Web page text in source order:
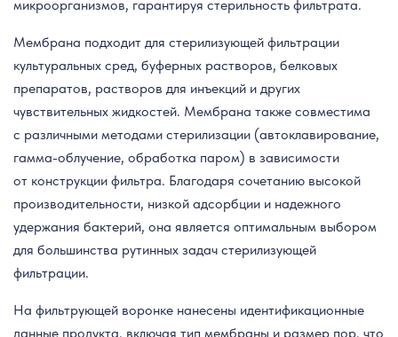
микроорганизмов, гарантируя стерильность фильтрата.
Мембрана подходит для стерилизующей фильтрации
культуральных сред, буферных растворов, белковых
препаратов, растворов для инъекций и других
чувствительных жидкостей. Мембрана также совместима
с различными методами стерилизации (автоклавирование,
гамма-облучение, обработка паром) в зависимости
от конструкции фильтра. Благодаря сочетанию высокой
производительности, низкой адсорбции и надежного
удержания бактерий, она является оптимальным выбором
для большинства рутинных задач стерилизующей
фильтрации.
На фильтрующей воронке нанесены идентификационные
данные продукта, включая тип мембраны и размер пор, что